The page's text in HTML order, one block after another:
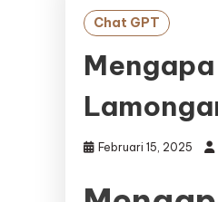
Chat GPT
Februari 15, 2025